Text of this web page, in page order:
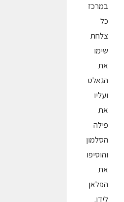
במרכז
כל
צלחת
שימו
את
הגאלט
ועליו
את
פילה
הסלמון
והוסיפו
את
הפלאן
לידו.